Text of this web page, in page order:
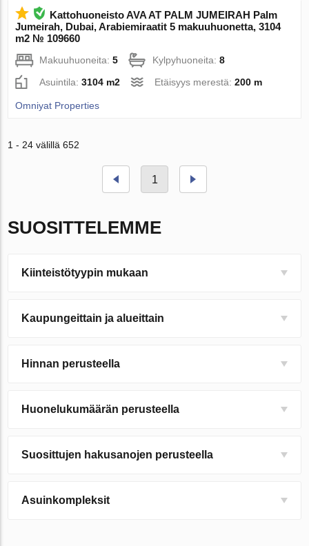
Kattohuoneisto AVA AT PALM JUMEIRAH Palm
Jumeirah, Dubai, Arabiemiraatit 5 makuuhuonetta, 3104
m2 № 109660
Makuuhuoneita:5 Kylpyhuoneita:8
Asuintila:3104 m2 Etäisyys merestä:200 m
Omniyat Properties
1 - 24 välillä 652
1
SUOSITTELEMME
Kiinteistötyypin mukaan
Kaupungeittain ja alueittain
Hinnan perusteella
Huonelukumäärän perusteella
Suosittujen hakusanojen perusteella
Asuinkompleksit